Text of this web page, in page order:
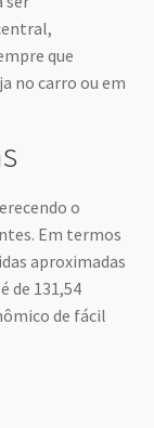
que
no carro ou em
o
Em termos
aproximadas
de 131,54
de fácil